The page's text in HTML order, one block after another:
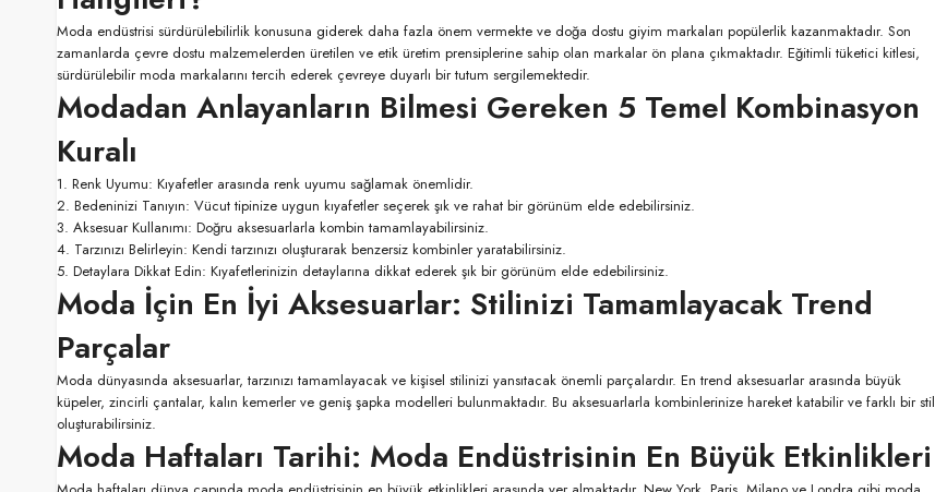
Moda endüstrisi sürdürülebilirlik konusuna giderek daha fazla önem vermekte ve doğa dostu giyim markaları popülerlik kazanmaktadır. Son
zamanlarda çevre dostu malzemelerden üretilen ve etik üretim prensiplerine sahip olan markalar ön plana çıkmaktadır. Eğitimli tüketici kitlesi,
sürdürülebilir moda markalarını tercih ederek çevreye duyarlı bir tutum sergilemektedir.
Modadan Anlayanların Bilmesi Gereken 5 Temel Kombinasyon
Kuralı
1. Renk Uyumu: Kıyafetler arasında renk uyumu sağlamak önemlidir.
2. Bedeninizi Tanıyın: Vücut tipinize uygun kıyafetler seçerek şık ve rahat bir görünüm elde edebilirsiniz.
3. Aksesuar Kullanımı: Doğru aksesuarlarla kombin tamamlayabilirsiniz.
4. Tarzınızı Belirleyin: Kendi tarzınızı oluşturarak benzersiz kombinler yaratabilirsiniz.
5. Detaylara Dikkat Edin: Kıyafetlerinizin detaylarına dikkat ederek şık bir görünüm elde edebilirsiniz.
Moda İçin En İyi Aksesuarlar: Stilinizi Tamamlayacak Trend
Parçalar
Moda dünyasında aksesuarlar, tarzınızı tamamlayacak ve kişisel stilinizi yansıtacak önemli parçalardır. En trend aksesuarlar arasında büyük
küpeler, zincirli çantalar, kalın kemerler ve geniş şapka modelleri bulunmaktadır. Bu aksesuarlarla kombinlerinize hareket katabilir ve farklı bir stil
oluşturabilirsiniz.
Moda Haftaları Tarihi: Moda Endüstrisinin En Büyük Etkinlikleri